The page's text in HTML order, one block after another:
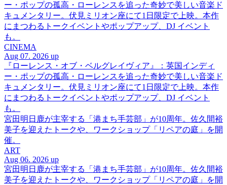
ー・ポップの孤高・ローレンスを追った奇妙で美しい音楽ド
キュメンタリー。伏見ミリオン座にて1日限定で上映。本作
にまつわるトークイベントやポップアップ、DJ イベント
も。
CINEMA
Aug 07. 2026 up
『ローレンス・オブ・ベルグレイヴィア』：英国インディ
ー・ポップの孤高・ローレンスを追った奇妙で美しい音楽ド
キュメンタリー。伏見ミリオン座にて1日限定で上映。本作
にまつわるトークイベントやポップアップ、DJ イベント
も。
宮田明日鹿が主宰する「港まち手芸部」が10周年。佐久間裕
美子を迎えたトークや、ワークショップ「リペアの庭」を開
催。
ART
Aug 06. 2026 up
宮田明日鹿が主宰する「港まち手芸部」が10周年。佐久間裕
美子を迎えたトークや、ワークショップ「リペアの庭」を開